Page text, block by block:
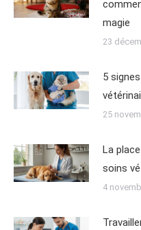
magie
23
5
25
La
soins
4